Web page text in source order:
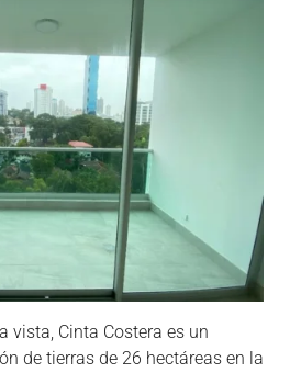
vista, Cinta Costera es un
de tierras de 26 hectáreas en la